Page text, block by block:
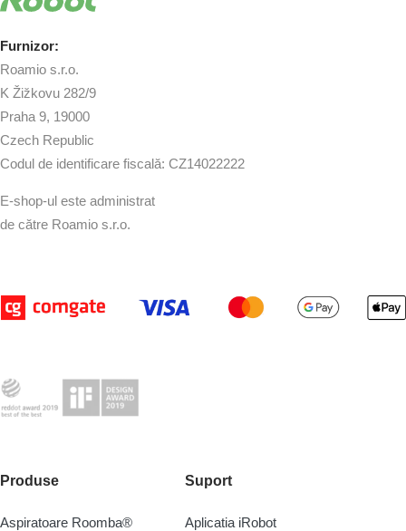
Furnizor:
Roamio s.r.o.
K Žižkovu 282/9
Praha 9, 19000
Czech Republic
Codul de identificare fiscală: CZ14022222
E-shop-ul este administrat
de către Roamio s.r.o.
Produse
Aspiratoare Roomba®
Suport
Aplicatia iRobot